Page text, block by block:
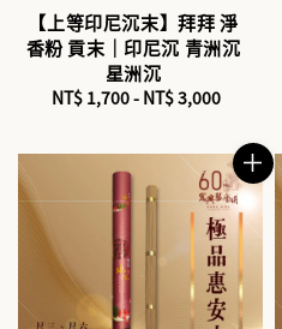
【上等印尼沉末】拜拜 淨
香粉 貢末｜印尼沉 青洲沉
星洲沉
Regular
NT$ 1,700- NT$ 3,000